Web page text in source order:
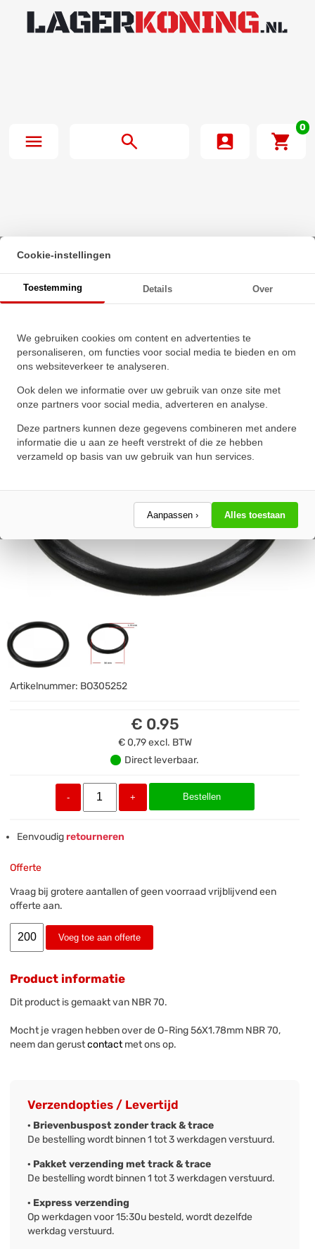
0
Beginpagina· O-Ring 56X1.78mm NBR 70
Cookie-instellingen
Toestemming Details Over
We gebruiken cookies om content en advertenties te
personaliseren, om functies voor social media te bieden en om
ons websiteverkeer te analyseren.
Ook delen we informatie over uw gebruik van onze site met
onze partners voor social media, adverteren en analyse.
Deze partners kunnen deze gegevens combineren met andere
informatie die u aan ze heeft verstrekt of die ze hebben
verzameld op basis van uw gebruik van hun services.
Aanpassen › Alles toestaan
★★★★★
★★★★★
Schrijf een review!
Artikelnummer: BO305252
€ 0.95
€ 0,79excl. BTW
Direct leverbaar.
- + Bestellen
Eenvoudigretourneren
Offerte
Vraag bij grotere aantallen of geen voorraad vrijblijvend een
offerte aan.
Voeg toe aan offerte
Product informatie
Dit product is gemaakt van NBR 70.
Mocht je vragen hebben over de O-Ring 56X1.78mm NBR 70,
neem dan gerustcontactmet ons op.
Verzendopties / Levertijd
· Brievenbuspost zonder track & trace
De bestelling wordt binnen 1 tot 3 werkdagen verstuurd.
· Pakket verzending met track & trace
De bestelling wordt binnen 1 tot 3 werkdagen verstuurd.
· Express verzending
Op werkdagen voor 15:30u besteld, wordt dezelfde
werkdag verstuurd.